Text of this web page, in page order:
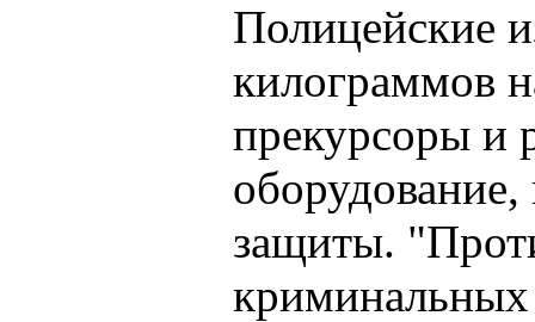
Полицейские
килограммов
прекурсоры и
защиты.